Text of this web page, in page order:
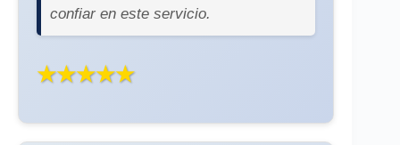
confiar en este servicio.
★★★★★